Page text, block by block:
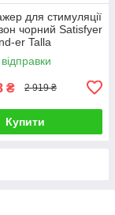
для стимуляції
чорний Satisfyer
er Talla
₴ 2 919 ₴
Купити